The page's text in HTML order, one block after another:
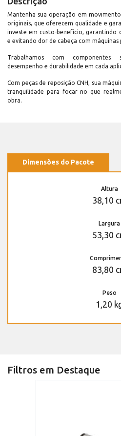
Mantenha sua operação em
originais, que oferecem qualidade e
investe em custo-benefício, garantindo
e evitando dor de cabeça com máquinas
Trabalhamos com componentes
desempenho e durabilidade em cada
Com peças de reposição CNH, sua
tranquilidade para focar no que
obra.
Dimensões do Pacote
Altura
38,10
Largura
53,30
83,80
Peso
1,20
Filtros em Destaque